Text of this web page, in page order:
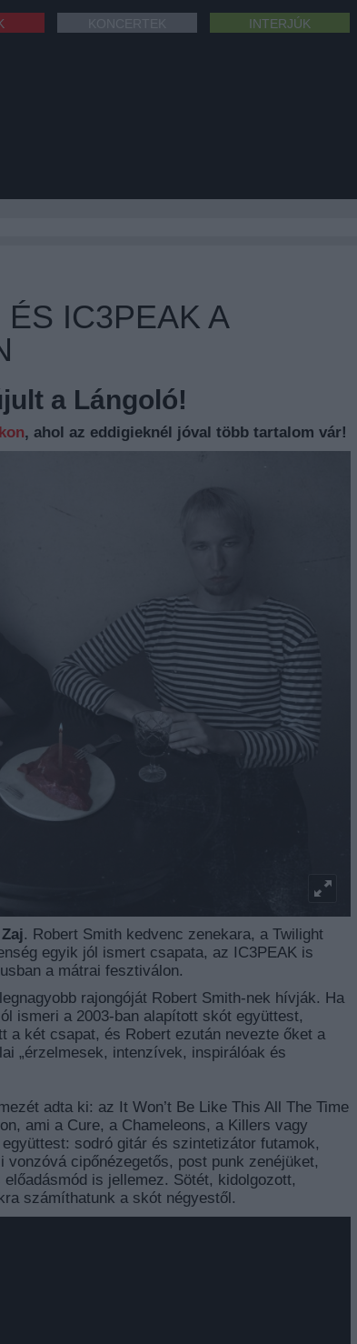
INTERJÚK
IC3PEAK A
a Lángoló!
, ahol az eddigieknél jóval több tartalom vár!
. Robert Smith kedvenc zenekara, a Twilight
egyik jól ismert csapata, az IC3PEAK is
a mátrai fesztiválon.
rajongóját Robert Smith-nek hívják. Ha
ismeri a 2003-ban alapított skót együttest,
a két csapat, és Robert ezután nevezte őket a
„érzelmesek, intenzívek, inspirálóak és
adta ki: az It Won’t Be Like This All The Time
ami a Cure, a Chameleons, a Killers vagy
sodró gitár és szintetizátor futamok,
cipőnézegetős, post punk zenéjüket,
is jellemez. Sötét, kidolgozott,
számíthatunk a skót négyestől.